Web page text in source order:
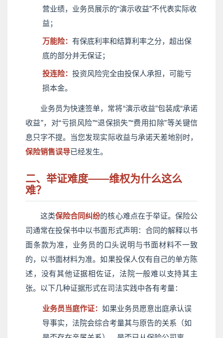
营业绩，业务员展示的“演示收益”不代表实际收
益；
万能险： 有保底利率和结算利率之分，超出保
底的部分并无保证；
投连险： 投资风险完全由投保人承担，可能亏
损本金。
业务员为快速签单，常将“演示收益”包装成“承诺
收益”，对“亏损风险”“退保损失”“费用扣除”等关键信
息只字不提。当您发现实际收益与承诺天差地别时，
保险销售误导已经发生。
二、举证难度——维权为什么这么
难？
这类保险合同纠纷的核心难点在于举证。保险公
司通常在投保书中以书面形式声明：合同的解释以书
面条款为准，业务员的口头说明与书面材料不一致
的，以书面材料为准。如果投保人仅有自己的单方陈
述，没有其他证据相佐证，法院一般难以支持其主
张。以下几种证据形式在司法实践中各有考量：
业务员当庭作证： 如果业务员愿意出庭承认误
导事实，法院会综合考量其与原告的关系（如